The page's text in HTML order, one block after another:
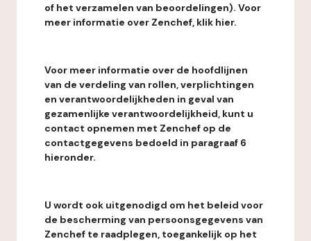
of het verzamelen van beoordelingen). Voor
meer informatie over Zenchef, klik hier.
Voor meer informatie over de hoofdlijnen
van de verdeling van rollen, verplichtingen
en verantwoordelijkheden in geval van
gezamenlijke verantwoordelijkheid, kunt u
contact opnemen met Zenchef op de
contactgegevens bedoeld in paragraaf 6
hieronder.
U wordt ook uitgenodigd om het beleid voor
de bescherming van persoonsgegevens van
Zenchef te raadplegen, toegankelijk op het